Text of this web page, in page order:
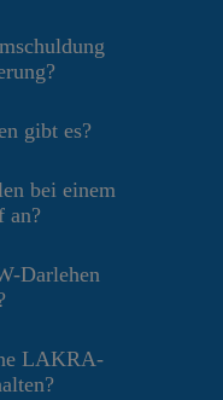
gibt es?
bei einem
an?
Darlehen
LAKRA-